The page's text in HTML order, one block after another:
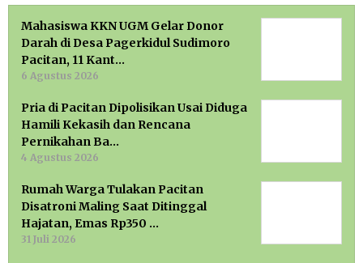
Mahasiswa KKN UGM Gelar Donor
Darah di Desa Pagerkidul Sudimoro
Pacitan, 11 Kant…
6 Agustus 2026
Pria di Pacitan Dipolisikan Usai Diduga
Hamili Kekasih dan Rencana
Pernikahan Ba…
4 Agustus 2026
Rumah Warga Tulakan Pacitan
Disatroni Maling Saat Ditinggal
Hajatan, Emas Rp350 …
31 Juli 2026